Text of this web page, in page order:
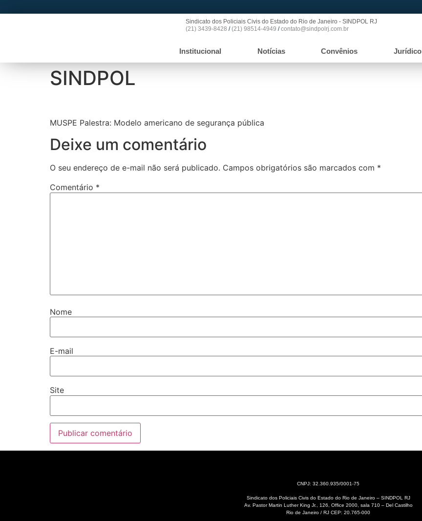
Sindicato dos Policiais Civis do Estado do Rio de Janeiro - SINDPOL RJ
(21) 3439-8428 /(21) 98514-4949 /contato@sindpolrj.com.br
Institucional Notícias Convênios Jurídico
SINDPOL
MUSPE Palestra: Modelo americano de segurança pública
Deixe um comentário
O seu endereço de e-mail não será publicado. Campos obrigatórios são marcados com *
Comentário *
Nome
E-mail
Site
CNPJ: 32.360.935/0001-75
Sindicato dos Policiais Civis do Estado do Rio de Janeiro – SINDPOL RJ
Av. Pastor Martin Luther King Jr., 126, Office 2000, sala 710 – Del Castilho
Rio de Janeiro / RJ CEP: 20.765-000